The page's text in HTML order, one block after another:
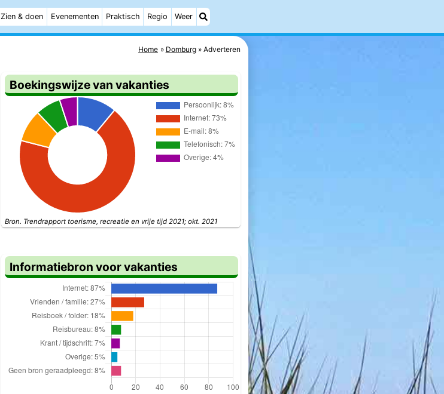
Zien & doen Evenementen Praktisch Regio Weer
Home Domburg Adverteren
Boekingswijze van vakanties
Bron. Trendrapport toerisme, recreatie en vrije tijd 2021; okt. 2021
Informatiebron voor vakanties